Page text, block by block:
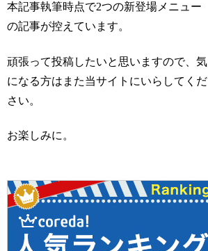
本記事執筆時点で2つの新登場メニュー
の記事が控えています。
頑張って投稿したいと思いますので、気
になる方はまた当サイトにいらしてくだ
さい。
お楽しみに。